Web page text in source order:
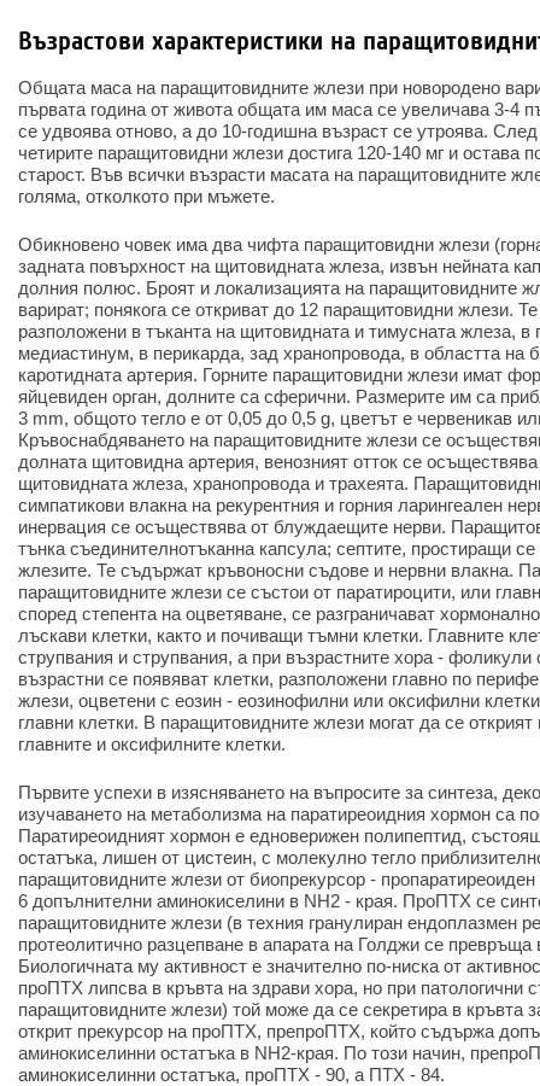
Възрастови характеристики на
Общата маса на паращитовидните жлези при новородено
първата година от живота общата им маса се увеличава 3-4
се удвоява отново, а до 10-годишна възраст се утроява.
четирите паращитовидни жлези достига 120-140 мг и остава
старост. Във всички възрасти масата на паращитовидните
голяма, отколкото при мъжете.
Обикновено човек има два чифта паращитовидни жлези
задната повърхност на щитовидната жлеза, извън нейната
долния полюс. Броят и локализацията на паращитовидните
варират; понякога се откриват до 12 паращитовидни жлези.
разположени в тъканта на щитовидната и тимусната жлеза, в
медиастинум, в перикарда, зад хранопровода, в областта на
каротидната артерия. Горните паращитовидни жлези имат
яйцевиден орган, долните са сферични. Размерите им са
3 mm, общото тегло е от 0,05 до 0,5 g, цветът е червеникав
Кръвоснабдяването на паращитовидните жлези се
долната щитовидна артерия, венозният отток се
щитовидната жлеза, хранопровода и трахеята.
симпатикови влакна на рекурентния и горния ларингеален
инервация се осъществява от блуждаещите нерви.
тънка съединителнотъканна капсула; септите, простиращи се
жлезите. Те съдържат кръвоносни съдове и нервни влакна.
паращитовидните жлези се състои от паратироцити, или
според степента на оцветяване, се разграничават
лъскави клетки, както и почиващи тъмни клетки. Главните
струпвания и струпвания, а при възрастните хора -
възрастни се появяват клетки, разположени главно по
жлези, оцветени с еозин - еозинофилни или оксифилни
главни клетки. В паращитовидните жлези могат да се
главните и оксифилните клетки.
Първите успехи в изясняването на въпросите за синтеза,
изучаването на метаболизма на паратиреоидния хормон са
Паратиреоидният хормон е едноверижен полипептид,
остатъка, лишен от цистеин, с молекулно тегло
паращитовидните жлези от биопрекурсор -
6 допълнителни аминокиселини в NH2 - края. ПроПТХ се
паращитовидните жлези (в техния гранулиран ендоплазмен
протеолитично разцепване в апарата на Голджи се превръща
Биологичната му активност е значително по-ниска от
проПТХ липсва в кръвта на здрави хора, но при патологични
паращитовидните жлези) той може да се секретира в
открит прекурсор на проПТХ, препроПТХ, който съдържа
аминокиселинни остатъка в NH2-края. По този начин,
аминокиселинни остатъка, проПТХ - 90, а ПТХ - 84.